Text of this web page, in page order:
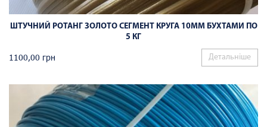
ШТУЧНИЙ РОТАНГ ЗОЛОТО СЕГМЕНТ КРУГА 10ММ БУХТАМИ ПО
5 КГ
1100,00 грн Детальніше